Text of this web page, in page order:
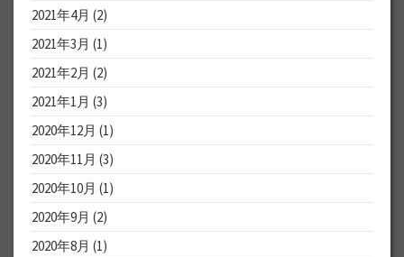
2021年4月 (2)
2021年3月 (1)
2021年2月 (2)
2021年1月 (3)
2020年12月 (1)
2020年11月 (3)
2020年10月 (1)
2020年9月 (2)
2020年8月 (1)